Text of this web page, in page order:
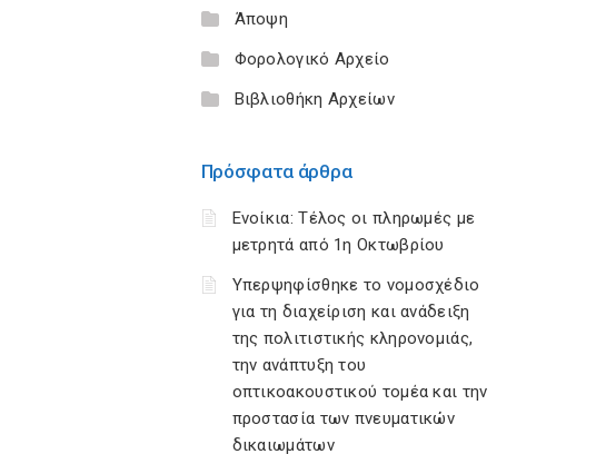
Άποψη
Φορολογικό Αρχείο
Βιβλιοθήκη Αρχείων
Πρόσφατα άρθρα
Ενοίκια: Τέλος οι πληρωμές με
μετρητά από 1η Οκτωβρίου
Υπερψηφίσθηκε το νομοσχέδιο
για τη διαχείριση και ανάδειξη
της πολιτιστικής κληρονομιάς,
την ανάπτυξη του
οπτικοακουστικού τομέα και την
προστασία των πνευματικών
δικαιωμάτων